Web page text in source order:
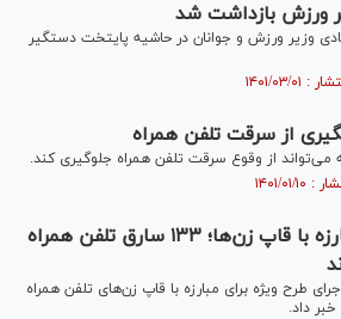
ورزش بازداشت شد
وزیر ورزش و جوانان در حاشیه پایتخت دستگیر
از سرقت تلفن همراه
می‌تواند از وقوع سرقت تلفن همراه جلوگیری کند.
اجرای طرح ضربتی مبارزه با قاپ زن‌ها؛ ۱۳۳ سارق تلفن همراه
طرح ویژه برای مبارزه با قاپ زن‌های تلفن همراه
داد.